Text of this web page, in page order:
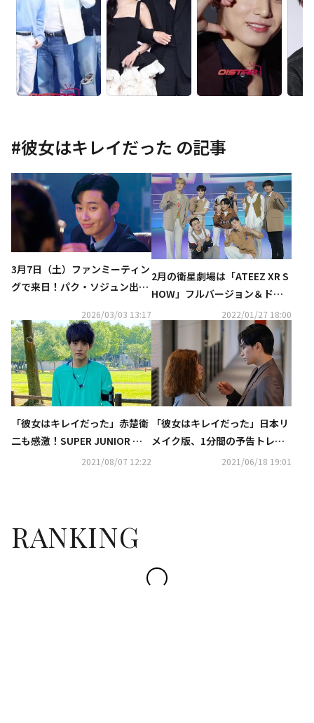
#彼女はキレイだった の記事
3月7日（土）ファンミーティン
グで来日！パク・ソジュン出演
＞』、『キム秘書はいったい、
なぜ?』、『ミッドナイト・ラ
ンナー』などを「ABEMA」にて
期間限定で全話無料配信
2026/03/03 13:17
2月の衛星劇場は「ATEEZ XR S
HOW」フルバージョン＆ドラ
マ「アンダーカバー」を日本初
放送！「週刊K-POPアイドル」
にはENHYPENが登場
2022/01/27 18:00
「彼女はキレイだった」赤楚衛
二も感激！SUPER JUNIOR シ
ウォンからのエールに韓国語で
2021/08/07 12:22
「彼女はキレイだった」日本リ
メイク版、1分間の予告トレー
ラー映像を公開！2021/06/18 19:01
RANKING